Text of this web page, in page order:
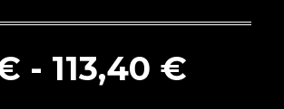
- 113,40 €